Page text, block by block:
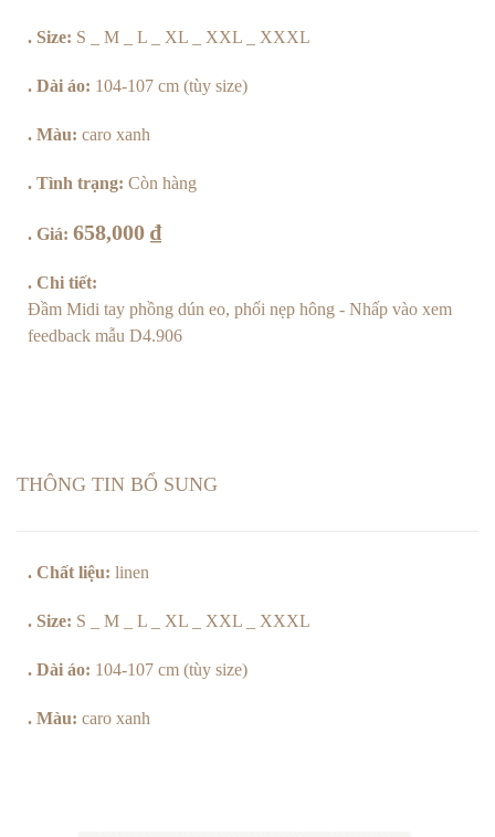
. Size: S _ M _ L _ XL _ XXL _ XXXL
. Dài áo: 104-107 cm (tùy size)
. Màu: caro xanh
. Tình trạng: Còn hàng
. Giá: 658,000 ₫
. Chi tiết:
Đầm Midi tay phồng dún eo, phối nẹp hông - Nhấp vào xem
feedback mẫu D4.906
THÔNG TIN BỔ SUNG
. Chất liệu: linen
. Size: S _ M _ L _ XL _ XXL _ XXXL
. Dài áo: 104-107 cm (tùy size)
. Màu: caro xanh